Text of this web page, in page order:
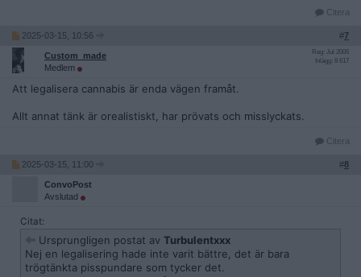
Citera
2025-03-15, 10:56 #7
Custom_made
Medlem
Reg: Jul 2006
Inlägg: 8 617
Att legalisera cannabis är enda vägen framåt.
Allt annat tänk är orealistiskt, har prövats och misslyckats.
Citera
2025-03-15, 11:00 #8
ConvoPost
Avslutad
Citat:
Ursprungligen postat av Turbulentxxx
Nej en legalisering hade inte varit bättre, det är bara
trögtänkta pisspundare som tycker det.